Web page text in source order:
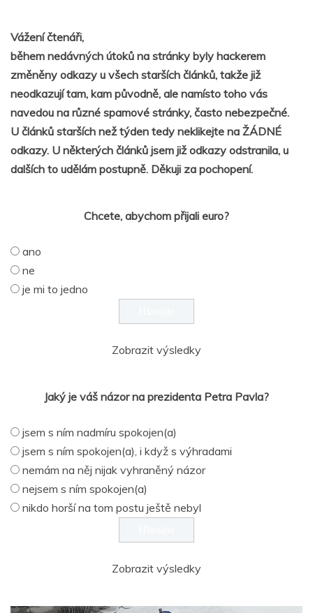
Vážení čtenáři,
během nedávných útoků na stránky byly hackerem
změněny odkazy u všech starších článků, takže již
neodkazují tam, kam původně, ale namísto toho vás
navedou na různé spamové stránky, často nebezpečné.
U článků starších než týden tedy neklikejte na ŽÁDNÉ
odkazy. U některých článků jsem již odkazy odstranila, u
dalších to udělám postupně. Děkuji za pochopení.
Chcete, abychom přijali euro?
ano
ne
je mi to jedno
Zobrazit výsledky
Jaký je váš názor na prezidenta Petra Pavla?
jsem s ním nadmíru spokojen(a)
jsem s ním spokojen(a), i když s výhradami
nemám na něj nijak vyhraněný názor
nejsem s ním spokojen(a)
nikdo horší na tom postu ještě nebyl
Zobrazit výsledky